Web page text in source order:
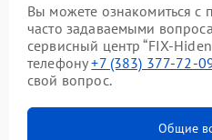
Вы можете ознакомиться
часто задаваемыми
сервисный центр “FIX-
телефону+7 (383) 377-72-
свой вопрос.
Общие